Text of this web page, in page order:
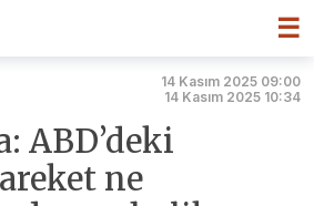
☰
14 Kasım 2025 09:00
14 Kasım 2025 10:34
ABD’deki
ne